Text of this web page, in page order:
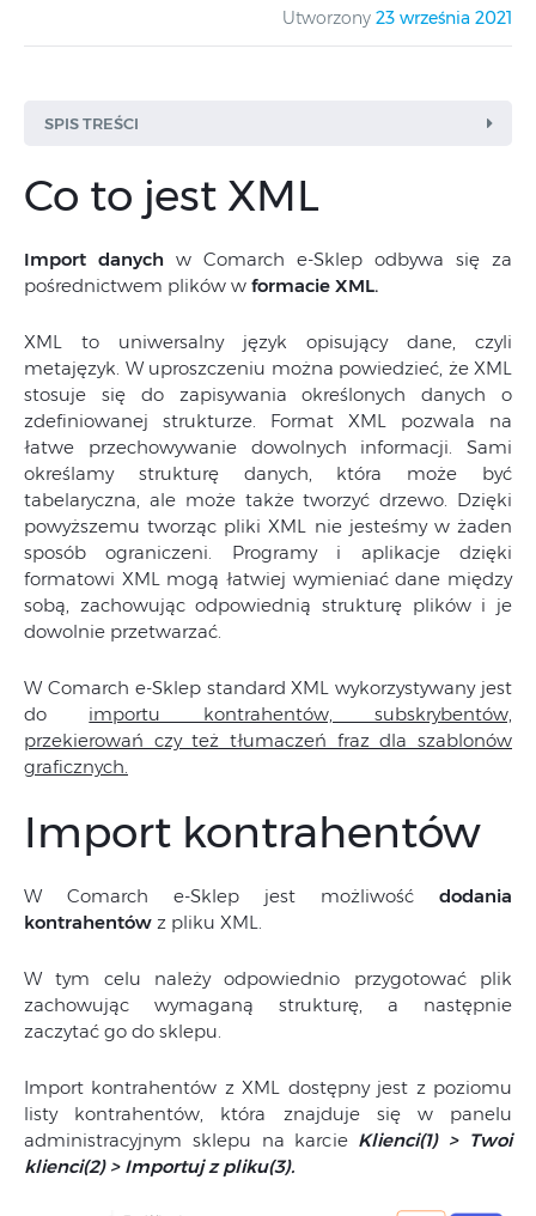
Utworzony 23 września 2021
SPIS TREŚCI
Co to jest XML
Import danych w Comarch e-Sklep odbywa się za
pośrednictwem plików w formacie XML.
XML to uniwersalny język opisujący dane, czyli
metajęzyk. W uproszczeniu można powiedzieć, że XML
stosuje się do zapisywania określonych danych o
zdefiniowanej strukturze. Format XML pozwala na
łatwe przechowywanie dowolnych informacji. Sami
określamy strukturę danych, która może być
tabelaryczna, ale może także tworzyć drzewo. Dzięki
powyższemu tworząc pliki XML nie jesteśmy w żaden
sposób ograniczeni. Programy i aplikacje dzięki
formatowi XML mogą łatwiej wymieniać dane między
sobą, zachowując odpowiednią strukturę plików i je
dowolnie przetwarzać.
W Comarch e-Sklep standard XML wykorzystywany jest
do importu kontrahentów, subskrybentów,
przekierowań czy też tłumaczeń fraz dla szablonów
graficznych.
Import kontrahentów
W Comarch e-Sklep jest możliwość dodania
kontrahentów z pliku XML.
W tym celu należy odpowiednio przygotować plik
zachowując wymaganą strukturę, a następnie
zaczytać go do sklepu.
Import kontrahentów z XML dostępny jest z poziomu
listy kontrahentów, która znajduje się w panelu
administracyjnym sklepu na karcie Klienci(1) > Twoi
klienci(2) > Importuj z pliku(3).